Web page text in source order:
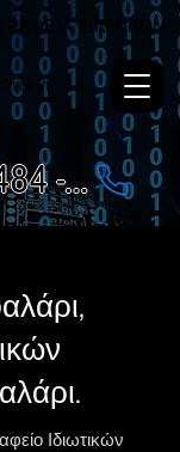
ΙΔΙΩΤΙΚΩΝ
in
2130407484 - 6984337249
Ιδιωτικών